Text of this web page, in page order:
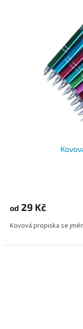
je
z
hvězdiček.
od 29 Kč
Kovová propiska se